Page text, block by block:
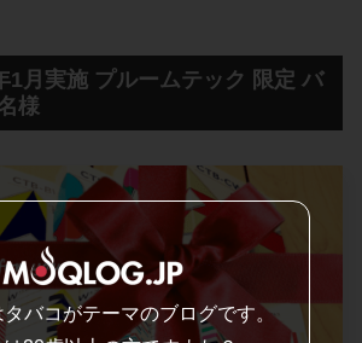
1月実施 プルームテック 限定 バ
様
バコがテーマのブログです。